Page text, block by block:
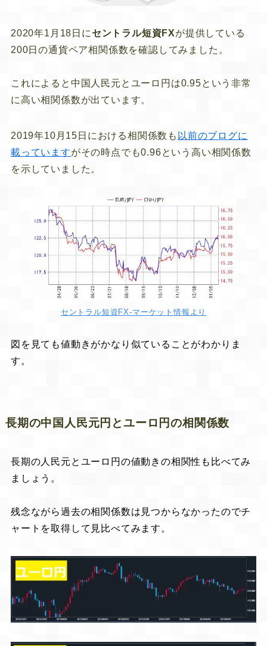
2020年1月18日に セントラル短資FXが提供している
200日の通貨ペア相関係数を確認してみました。
これによると中国人民元とユーロ円は0.95という非常
に高い相関係数が出ています。
2019年10月15日における相関係数も 以前のブログに
載っていますがその時点でも0.96という高い相関係数
を示していました。
セントラル短資FX-マーケット情報より
図を見ても値動きがかなり似ていることがわかりま
す。
長期の中国人民元円とユーロ円の相関係数
長期の人民元とユーロ円の値動きの相関性も比べてみ
ましょう。
残念ながら過去の相関係数は見つからなかったのでチ
ャートを取得して見比べてみます。